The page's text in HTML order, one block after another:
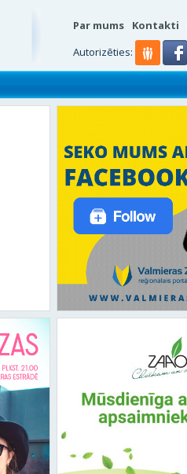
Par mums Kontakti
Autorizēties: